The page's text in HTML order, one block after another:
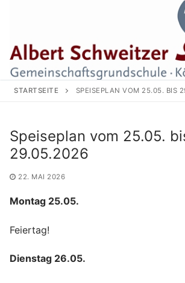
Suchen nach:
STARTSEITE SPEISEPLAN VOM 25.05. BIS
Speiseplan vom 25.05.
29.05.2026
22. MAI 2026
Montag 25.05.
Feiertag!
Dienstag 26.05.